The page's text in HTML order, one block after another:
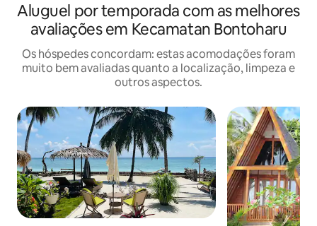
Aluguel por temporada com as melhores
avaliações em Kecamatan Bontoharu
Os hóspedes concordam: estas acomodações foram
muito bem avaliadas quanto a localização, limpeza e
outros aspectos.